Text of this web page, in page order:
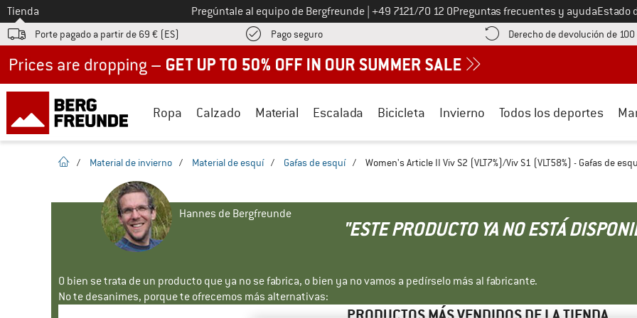
A la
Tienda Pregúntale al equipo de Bergfreunde Llámenos al
+49 7121/70 12 0Preguntas frecuentes y ayudaEstado
Porte pagado a partir de 69 € (ES) Pago seguro¡encuentre información sobre el pago aquí! Se abre en una ventana de
Derecho de devolución de
Ropa Calzado Material Escalada Bicicleta Invierno Todos los deportes
la pagina de inicio
/ Material de invierno / Material de esquí / Gafas de esquí / Women's Article II Viv S2 (VLT7%)/Viv S1 (VLT58%) - Gafas de
Hannes de Bergfreunde
"ESTE PRODUCTO YA NO ESTÁ
O bien se trata de un producto que ya no se fabrica, o bien ya no vamos a pedírselo más al fabricante.
No te desanimes, porque te ofrecemos más alternativas: